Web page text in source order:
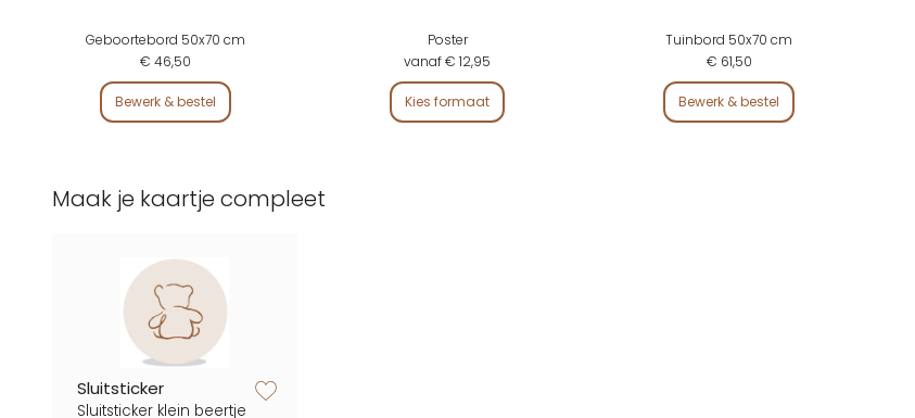
Maak je kaartje compleet
Sluitsticker
Sluitsticker klein beertje
Geboortebord 50x70 cm
€ 46,50
Bewerk & bestel
Poster
vanaf € 12,95
Kies formaat
Tuinbord 50x70 cm
€ 61,50
Bewerk & bestel